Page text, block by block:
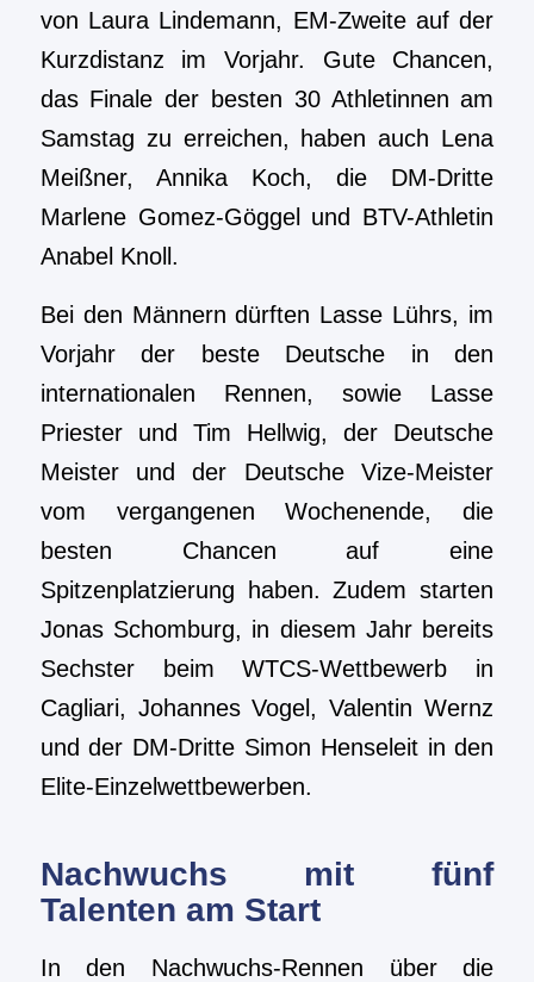
von Laura Lindemann, EM-Zweite auf der
Kurzdistanz im Vorjahr. Gute Chancen,
das Finale der besten 30 Athletinnen am
Samstag zu erreichen, haben auch Lena
Meißner, Annika Koch, die DM-Dritte
Marlene Gomez-Göggel und BTV-Athletin
Anabel Knoll.
Bei den Männern dürften Lasse Lührs, im
Vorjahr der beste Deutsche in den
internationalen Rennen, sowie Lasse
Priester und Tim Hellwig, der Deutsche
Meister und der Deutsche Vize-Meister
vom vergangenen Wochenende, die
besten Chancen auf eine
Spitzenplatzierung haben. Zudem starten
Jonas Schomburg, in diesem Jahr bereits
Sechster beim WTCS-Wettbewerb in
Cagliari, Johannes Vogel, Valentin Wernz
und der DM-Dritte Simon Henseleit in den
Elite-Einzelwettbewerben.
Nachwuchs mit fünf
Talenten am Start
In den Nachwuchs-Rennen über die